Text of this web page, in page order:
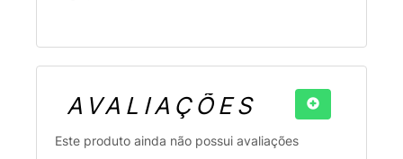
AVALIAÇÕES
Este produto ainda não possui avaliações